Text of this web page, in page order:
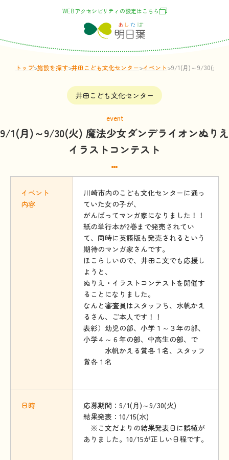
WEBアクセシビリティの設定はこちら
トップ>施設を探す>井田こども文化センター>イベント>
井田こども文化センター
event
9/1(月)～9/30(火) 魔法少女ダンデライオンぬりえ
イラストコンテスト
イベント
内容
川崎市内のこども文化センターに通っ
ていた女の子が、
がんばってマンガ家になりました！！
紙の単行本が2巻まで発売されてい
て、同時に英語版も発売されるという
期待のマンガ家さんです。
ほこらしいので、井田こ文でも応援し
ようと、
ぬりえ・イラストコンテストを開催す
ることになりました。
なんと審査員はスタッフち、水帆かえ
るさん、ご本人です！！
表彰）幼児の部、小学１～３年の部、
小学４～６年の部、中高生の部、で
水帆かえる賞各１名、スタッフ
賞各１名
日時
応募期間：9/1(月)～9/30(火)
結果発表：10/15(水)
※こ文だよりの結果発表日に誤植が
ありました。10/15が正しい日程です。